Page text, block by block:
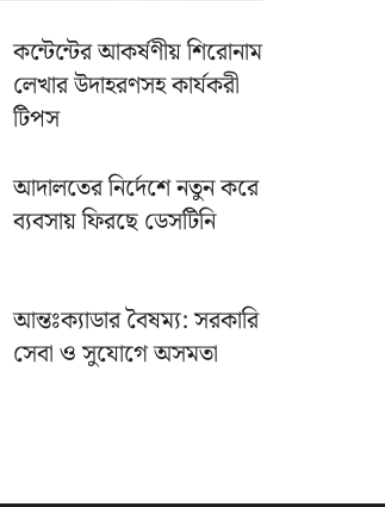
কন্টেন্টের আকর্ষণীয় শিরোনাম
লেখার উদাহরণসহ কার্যকরী
টিপস
আদালতের নির্দেশে নতুন করে
ব্যবসায় ফিরছে ডেসটিনি
আন্তঃক্যাডার বৈষম্য: সরকারি
সেবা ও সুযোগে অসমতা